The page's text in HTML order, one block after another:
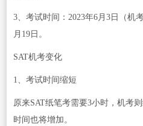
3、考试时间：2023年6月3日（机
月19日。
SAT机考变化
1、考试时间缩短
原来SAT纸笔考需要3小时，机考
时间也将增加。